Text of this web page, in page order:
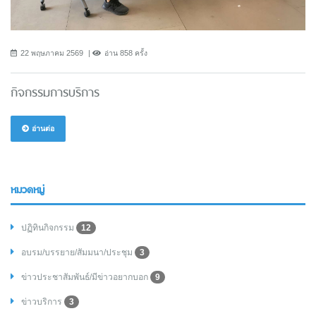
22 พฤษภาคม 2569 อ่าน 858 ครั้ง
กิจกรรมการบริการ
อ่านต่อ
หมวดหมู่
ปฏิทินกิจกรรม 12
อบรม/บรรยาย/สัมมนา/ประชุม 3
ข่าวประชาสัมพันธ์/มีข่าวอยากบอก 9
ข่าวบริการ 3